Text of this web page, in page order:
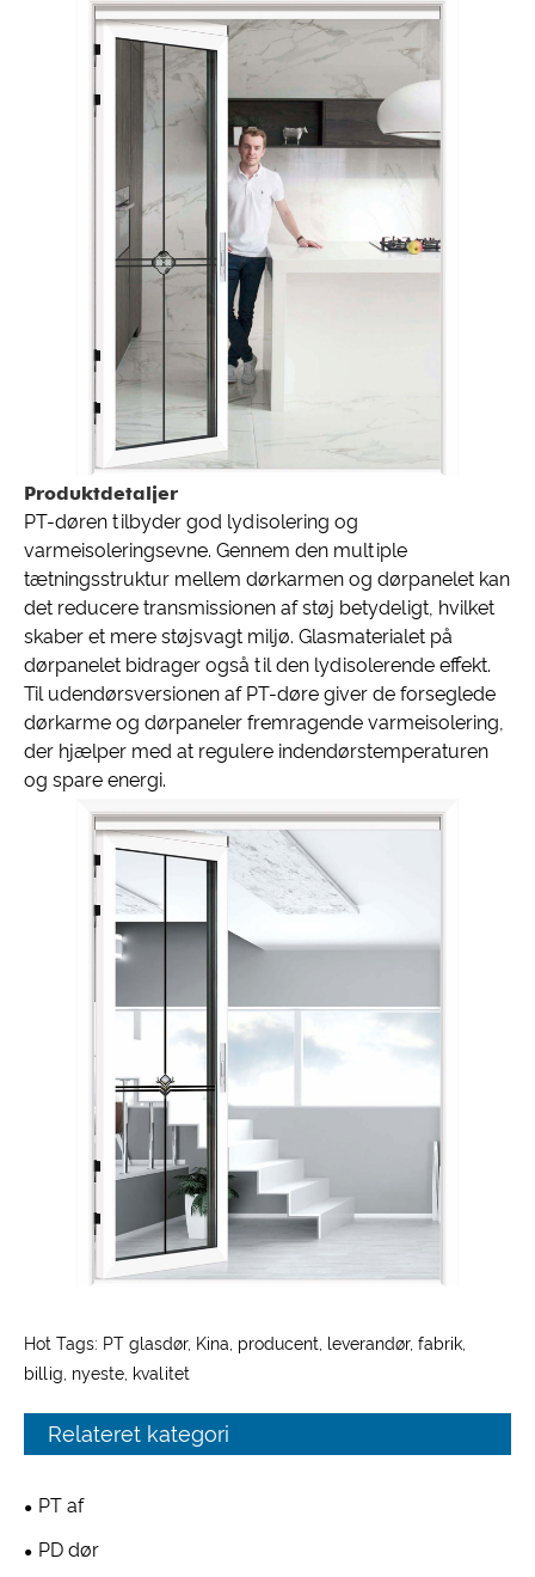
Produktdetaljer
PT-døren tilbyder god lydisolering og
varmeisoleringsevne. Gennem den multiple
tætningsstruktur mellem dørkarmen og dørpanelet kan
det reducere transmissionen af ​​støj betydeligt, hvilket
skaber et mere støjsvagt miljø. Glasmaterialet på
dørpanelet bidrager også til den lydisolerende effekt.
Til udendørsversionen af ​​PT-døre giver de forseglede
dørkarme og dørpaneler fremragende varmeisolering,
der hjælper med at regulere indendørstemperaturen
og spare energi.
Hot Tags: PT glasdør, Kina, producent, leverandør, fabrik,
billig, nyeste, kvalitet
Relateret kategori
PT af
PD dør